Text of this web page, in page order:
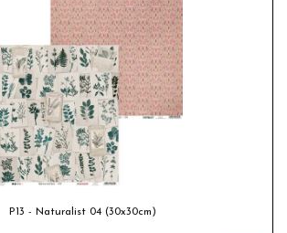
P13 - Naturalist 04 (30x30cm)